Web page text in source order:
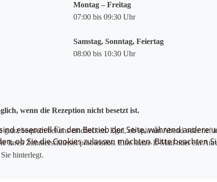
Montag – Freitag
07:00 bis 09:30 Uhr
Samstag, Sonntag, Feiertag
08:00 bis 10:30 Uhr
wenn die Rezeption nicht besetzt ist.
bequem bei uns einchecken. Egal, ob spät am Abend oder tief
Ihren Zimmerschlüssel problemlos. Eine kurze E-Mail oder ein
hinterlegt.
essenziell für den Betrieb der Seite, während andere
ob Sie die Cookies zulassen möchten. Bitte beachten